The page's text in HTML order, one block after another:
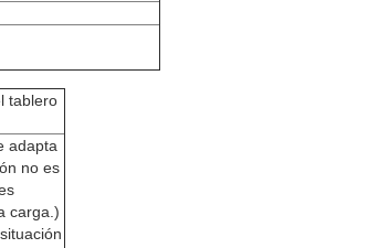
tablero
adapta
no es
carga.)